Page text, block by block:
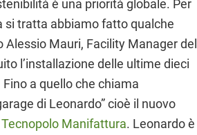
è una priorità globale. Per
si tratta abbiamo fatto qualche
Alessio Mauri, Facility Manager del
l’installazione delle ultime dieci
a quello che chiama
di Leonardo” cioè il nuovo
Tecnopolo Manifattura. Leonardo è